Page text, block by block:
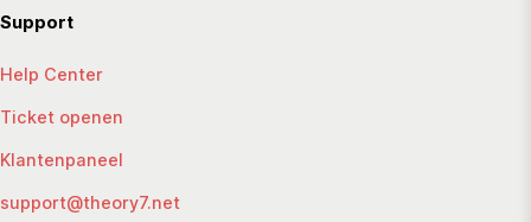
Support
Help Center
Ticket openen
Klantenpaneel
support@theory7.net